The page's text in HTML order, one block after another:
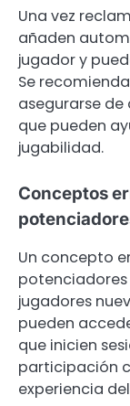
Una vez
añaden
jugador y
Se
asegurarse de
que pueden
jugabilidad.
Conceptos
Un concepto
jugadores
pueden
que inicien
participación
experiencia